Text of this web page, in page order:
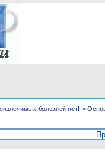
болезней нет! >